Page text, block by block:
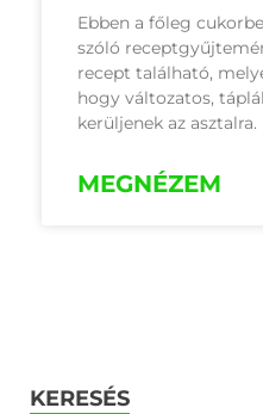
Ebben a főleg
szóló
recept található,
hogy változatos,
kerüljenek az asztalra.
MEGNÉZEM
KERESÉS